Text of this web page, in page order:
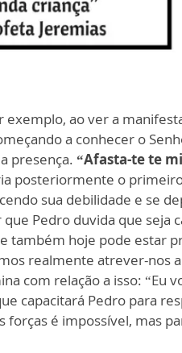
exemplo, ao ver a
a conhecer o
presença. “Afasta-te te
posteriormente o
sua debilidade e se
Pedro duvida que seja
também hoje pode estar
realmente atrever-nos
com relação a isso: “Eu
capacitará Pedro para
forças é impossível, mas